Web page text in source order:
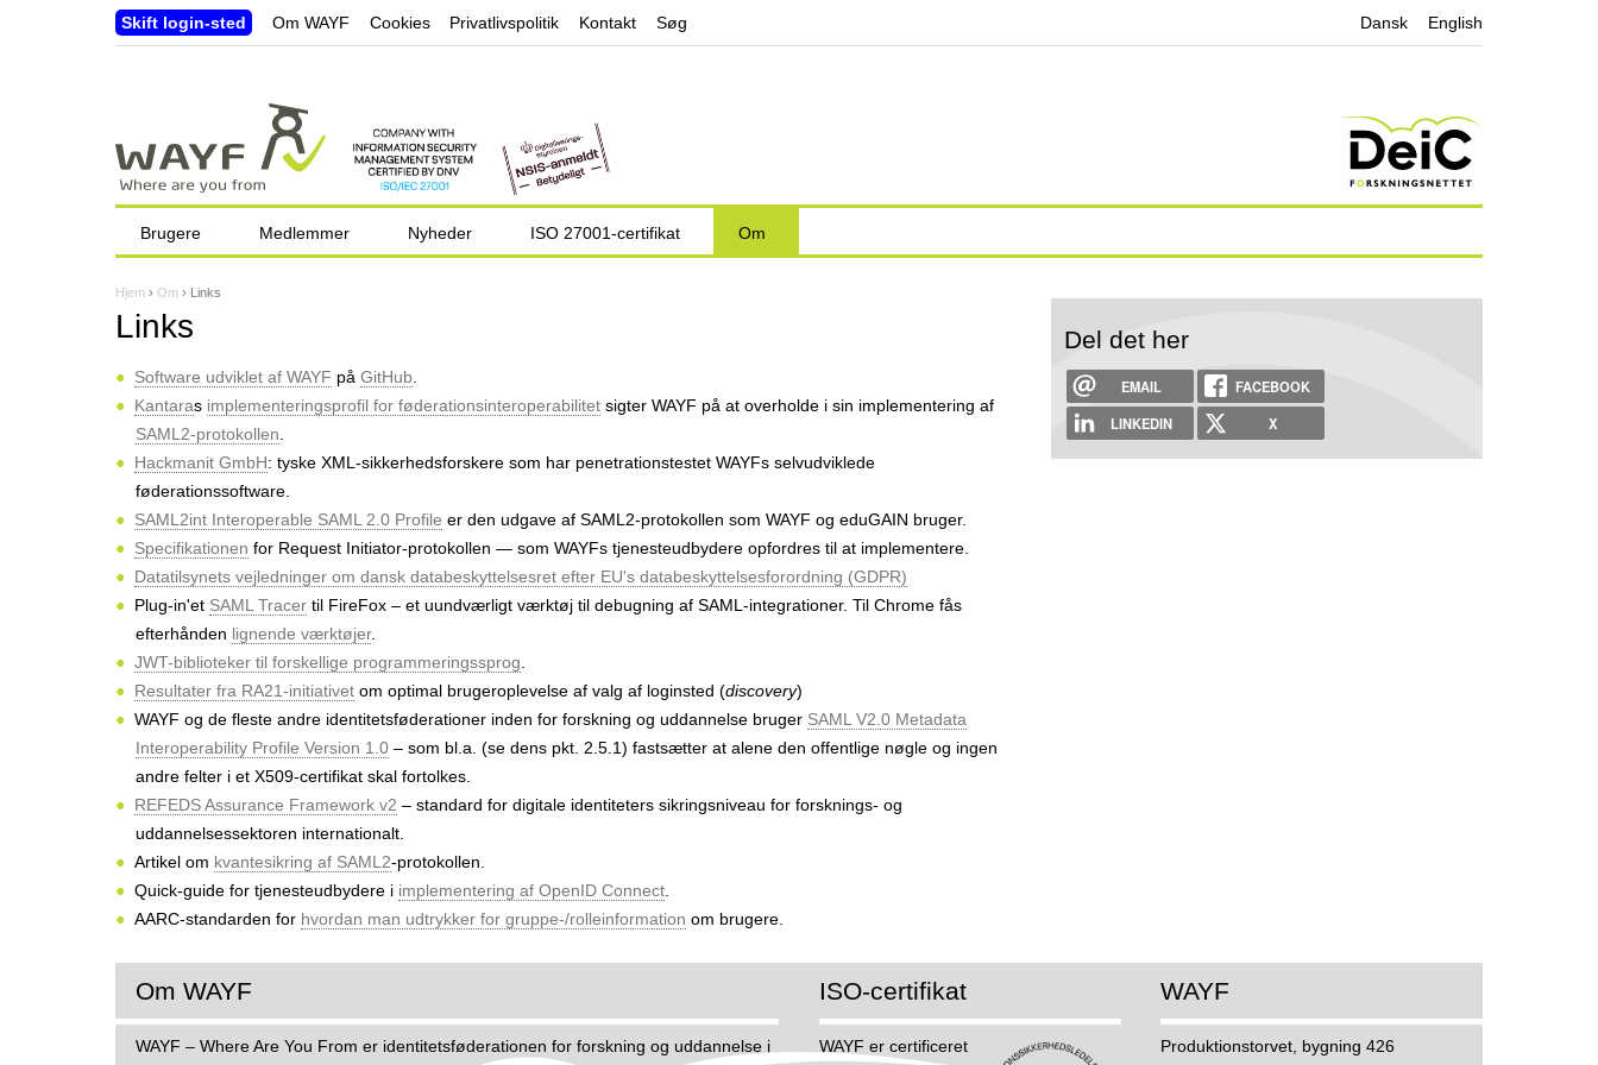
Skift login-sted Om WAYF Cookies Privatlivspolitik Kontakt Søg Dansk English
D
u
e
h
r
Hjem › Om › Links
Links
Software udviklet af WAYF påGitHub
Kantaras implementeringsprofil for føderationsinteroperabilitet sigter WAYF på at overholde i sin implementering af
SAML2-protokollen
Hackmanit GmbH: tyske XML-sikkerhedsforskere som har penetrationstestet WAYFs selvudviklede
føderationssoftware.
SAML2int Interoperable SAML 2.0 Profile er den udgave af SAML2-protokollen som WAYF og eduGAIN bruger.
Specifikationen for Request Initiator-protokollen — som WAYFs tjenesteudbydere opfordres til at implementere.
Datatilsynets vejledninger om dansk databeskyttelsesret efter EU's databeskyttelsesforordning (GDPR)
Plug-in'et SAML Tracer til FireFox – et uundværligt værktøj til debugning af SAML-integrationer. Til Chrome fås
efterhånden lignende værktøjer.
JWT-biblioteker til forskellige programmeringssprog
Resultater fra RA21-initiativet om optimal brugeroplevelse af valg af login­sted (discovery)
WAYF og de fleste andre identitetsføderationer inden for forskning og uddannelse bruger SAML V2.0 Metadata
Interoperability Profile Version 1.0– som bl.a. (se dens pkt. 2.5.1) fastsætter at alene den offentlige nøgle og ingen
andre felter i et X509-certifikat skal fortolkes.
REFEDS Assurance Framework v2 – standard for digitale identiteters sikringsniveau for forsknings- og
uddannelsessektoren internationalt.
Artikel om kvantesikring af SAML2-protokollen.
Quick-guide for tjenesteudbydere i implementering af OpenID Connect
AARC-standarden for hvordan man udtrykker for gruppe-/rolleinformation om brugere.
Brugere Medlemmer Nyheder ISO 27001-certifikat Om
Del det her
EMAIL
FACEBOOK
LINKEDIN
X
Om WAYF
WAYF – Where Are You From er identitetsføderationen for forskning og uddannelse i
ISO-certifikat
WAYF er certificeret
WAYF
Produktionstorvet, bygning 426